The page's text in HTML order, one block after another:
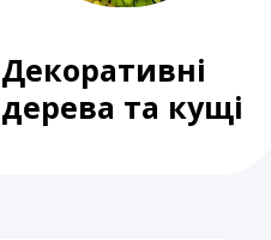
Декоративні
дерева та кущі